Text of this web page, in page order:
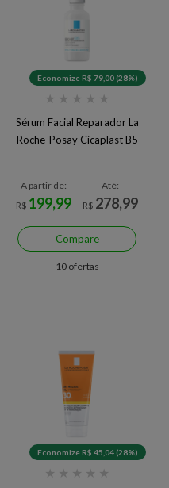
Economize R$ 79,00 (28%)
★ ★ ★ ★ ★
Sérum Facial Reparador La
Roche-Posay Cicaplast B5
A partir de:
R$ 199,99
Até:
R$ 278,99
Compare
10 ofertas
Economize R$ 45,04 (28%)
★ ★ ★ ★ ★